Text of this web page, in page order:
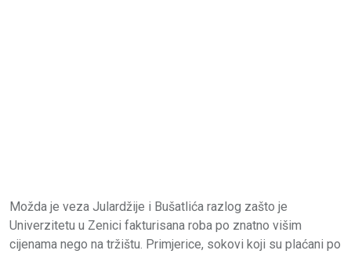
Možda je veza Julardžije i Bušatlića razlog zašto je
Univerzitetu u Zenici fakturisana roba po znatno višim
cijenama nego na tržištu. Primjerice, sokovi koji su plaćani po